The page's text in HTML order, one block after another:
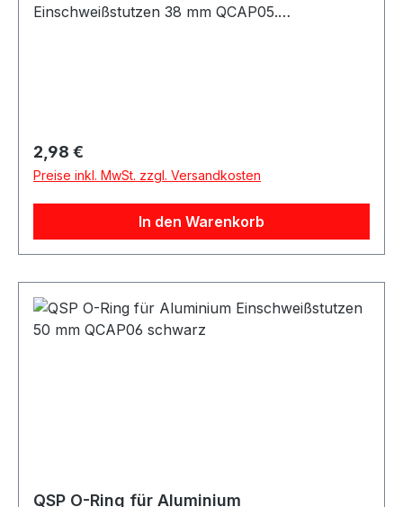
Einschweißstutzen 38 mm QCAP05.
38 mm Beschreibung QSP Ersatz O-Ring für den
Aluminium Einschweißstutzen QCAP05 mit 38
mm. Die Dichtung eignet sich als Ersatz bei
beschädigtem, sprödem oder fehlendem O-Ring.
Regulärer Preis:
2,98 €
Preise inkl. MwSt. zzgl. Versandkosten
In den Warenkorb
QSP O-Ring für Aluminium